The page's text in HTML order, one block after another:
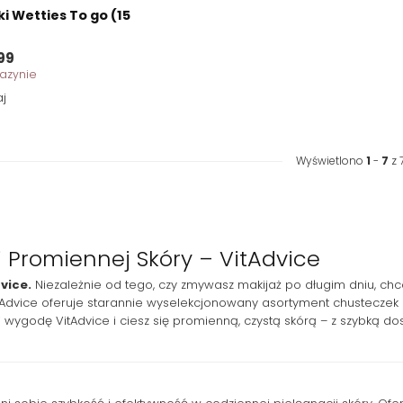
Wetties To go (15
Wyświetlono 1 - 7 z
Skóry – VitAdvice
Niezależnie od tego, czy zmywasz makijaż po długim dniu,
oferuje starannie wyselekcjonowany asortyment
VitAdvice i ciesz się promienną, czystą skórą – z szybką